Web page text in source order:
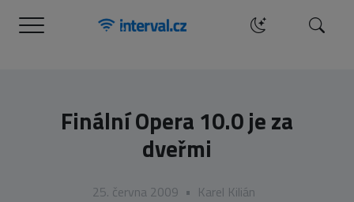
Menu Hledat
Finální Opera 10.0 je za
dveřmi
25. června 2009 • Karel Kilián